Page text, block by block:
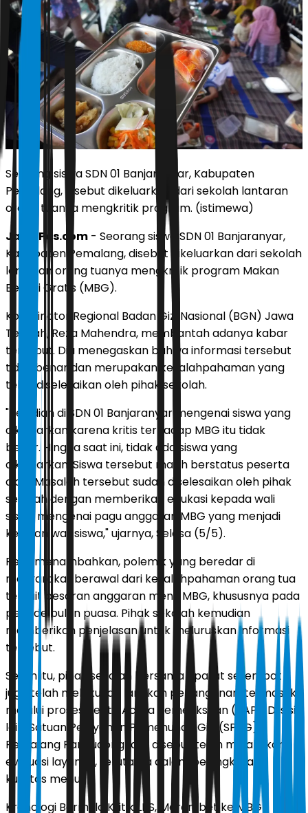
Seorang siswa SDN 01 Banjaranyar, Kabupaten
Pemalang, disebut dikeluarkan dari sekolah lantaran
orang tuanya mengkritik program. (istimewa)
JawaPos.com - Seorang siswa SDN 01 Banjaranyar,
Kabupaten Pemalang, disebut dikeluarkan dari sekolah
lantaran orang tuanya mengkritik program Makan
Bergizi Gratis (MBG).
Koordinator Regional Badan Gizi Nasional (BGN) Jawa
Tengah, Reza Mahendra, membantah adanya kabar
tersebut. Dia menegaskan bahwa informasi tersebut
tidak benar dan merupakan kesalahpahaman yang
telah diselesaikan oleh pihak sekolah.
"Kejadian di SDN 01 Banjaranyar mengenai siswa yang
dikeluarkan karena kritis terhadap MBG itu tidak
benar. Hingga saat ini, tidak ada siswa yang
dikeluarkan. Siswa tersebut masih berstatus peserta
didik. Masalah tersebut sudah diselesaikan oleh pihak
sekolah dengan memberikan edukasi kepada wali
siswa mengenai pagu anggaran MBG yang menjadi
keluhan wali siswa," ujarnya, Selasa (5/5).
Reza menambahkan, polemik yang beredar di
masyarakat berawal dari kesalahpahaman orang tua
terkait besaran anggaran menu MBG, khususnya pada
periode bulan puasa. Pihak sekolah kemudian
memberikan penjelasan untuk meluruskan informasi
tersebut.
Selain itu, pihak sekolah bersama aparat setempat
juga telah melakukan langkah penanganan, termasuk
melalui proses Berita Acara Pemeriksaan (BAP). Di sisi
lain, Satuan Pelayanan Pemenuhan Gizi (SPPG)
Pemalang Randudongkal 2 disebut telah melakukan
evaluasi layanan, terutama dalam peningkatan
kualitas menu.
Kronologi Bermula Kritik LKS, Merembet ke MBG